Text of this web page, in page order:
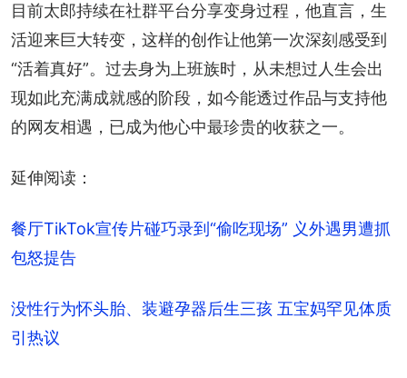
目前太郎持续在社群平台分享变身过程，他直言，生
活迎来巨大转变，这样的创作让他第一次深刻感受到
“活着真好”。过去身为上班族时，从未想过人生会出
现如此充满成就感的阶段，如今能透过作品与支持他
的网友相遇，已成为他心中最珍贵的收获之一。
延伸阅读：
餐厅TikTok宣传片碰巧录到“偷吃现场” 义外遇男遭抓
包怒提告
没性行为怀头胎、装避孕器后生三孩 五宝妈罕见体质
引热议